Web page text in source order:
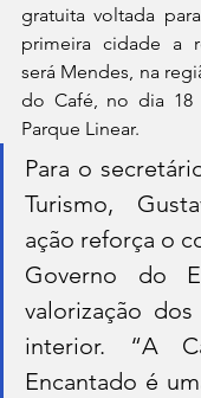
gratuita voltada
primeira cidade a
será Mendes, na
do Café, no dia 18
Parque Linear.
Para o
Turismo,
ação reforça o
Governo do
valorização
interior. “A
Encantado é